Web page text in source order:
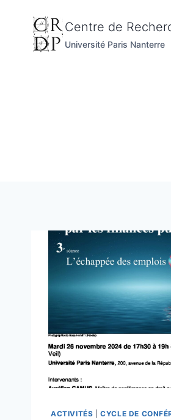
contenu
Centre de
Université Paris Nanterre
ACTIVITÉS |CYCLE DE